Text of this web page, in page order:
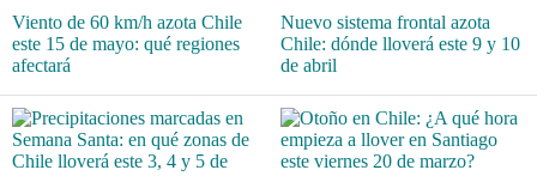
Viento de 60 km/h azota Chile
este 15 de mayo: qué regiones
afectará
Nuevo sistema frontal azota
Chile: dónde lloverá este 9 y 10
de abril